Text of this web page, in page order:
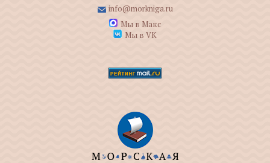
info@morkniga.ru
Мы в Макс
Мы в VK